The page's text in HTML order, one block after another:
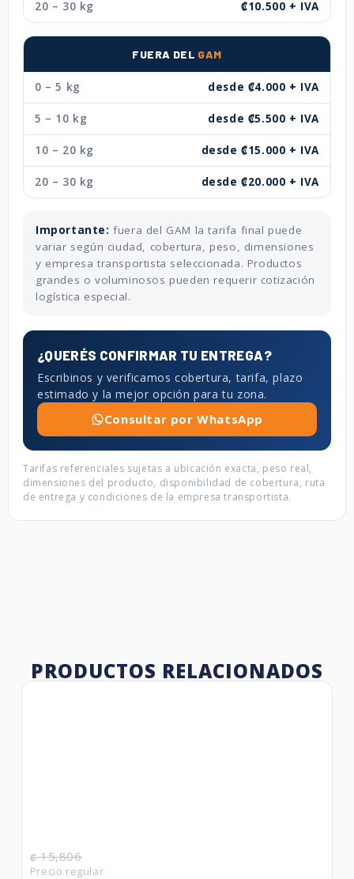
20 – 30 kg ₡10.500 + IVA
FUERA DEL GAM
0 – 5 kg desde ₡4.000 + IVA
5 – 10 kg desde ₡5.500 + IVA
10 – 20 kg desde ₡15.000 + IVA
20 – 30 kg desde ₡20.000 + IVA
Importante: fuera del GAM la tarifa final puede
variar según ciudad, cobertura, peso, dimensiones
y empresa transportista seleccionada. Productos
grandes o voluminosos pueden requerir cotización
logística especial.
¿QUERÉS CONFIRMAR TU ENTREGA?
Escribinos y verificamos cobertura, tarifa, plazo
estimado y la mejor opción para tu zona.
Consultar por WhatsApp
Tarifas referenciales sujetas a ubicación exacta, peso real,
dimensiones del producto, disponibilidad de cobertura, ruta
de entrega y condiciones de la empresa transportista.
PRODUCTOS RELACIONADOS
₡15,806